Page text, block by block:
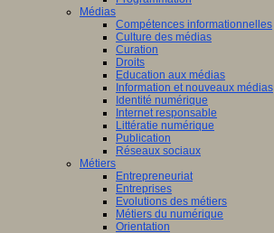
Médias
Compétences informationnelles
Culture des médias
Curation
Droits
Education aux médias
Information et nouveaux médias
Identité numérique
Internet responsable
Littératie numérique
Publication
Réseaux sociaux
Métiers
Entrepreneuriat
Entreprises
Evolutions des métiers
Métiers du numérique
Orientation